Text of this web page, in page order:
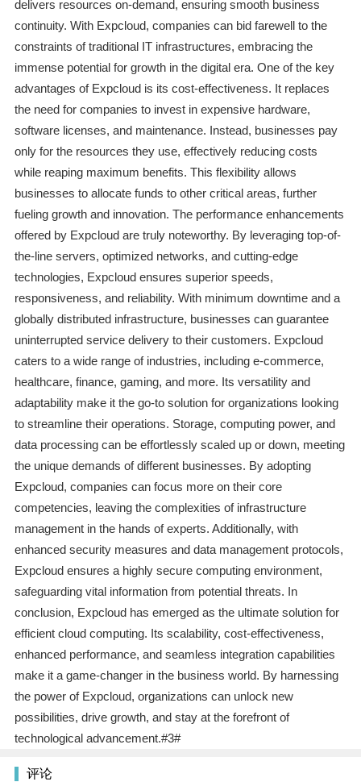
delivers resources on-demand, ensuring smooth business
continuity. With Expcloud, companies can bid farewell to the
constraints of traditional IT infrastructures, embracing the
immense potential for growth in the digital era. One of the key
advantages of Expcloud is its cost-effectiveness. It replaces
the need for companies to invest in expensive hardware,
software licenses, and maintenance. Instead, businesses pay
only for the resources they use, effectively reducing costs
while reaping maximum benefits. This flexibility allows
businesses to allocate funds to other critical areas, further
fueling growth and innovation. The performance enhancements
offered by Expcloud are truly noteworthy. By leveraging top-of-
the-line servers, optimized networks, and cutting-edge
technologies, Expcloud ensures superior speeds,
responsiveness, and reliability. With minimum downtime and a
globally distributed infrastructure, businesses can guarantee
uninterrupted service delivery to their customers. Expcloud
caters to a wide range of industries, including e-commerce,
healthcare, finance, gaming, and more. Its versatility and
adaptability make it the go-to solution for organizations looking
to streamline their operations. Storage, computing power, and
data processing can be effortlessly scaled up or down, meeting
the unique demands of different businesses. By adopting
Expcloud, companies can focus more on their core
competencies, leaving the complexities of infrastructure
management in the hands of experts. Additionally, with
enhanced security measures and data management protocols,
Expcloud ensures a highly secure computing environment,
safeguarding vital information from potential threats. In
conclusion, Expcloud has emerged as the ultimate solution for
efficient cloud computing. Its scalability, cost-effectiveness,
enhanced performance, and seamless integration capabilities
make it a game-changer in the business world. By harnessing
the power of Expcloud, organizations can unlock new
possibilities, drive growth, and stay at the forefront of
technological advancement.#3#
评论